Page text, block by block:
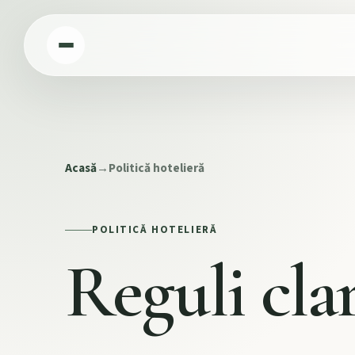
Acasă→Politică hotelieră
POLITICĂ HOTELIERĂ
Reguli